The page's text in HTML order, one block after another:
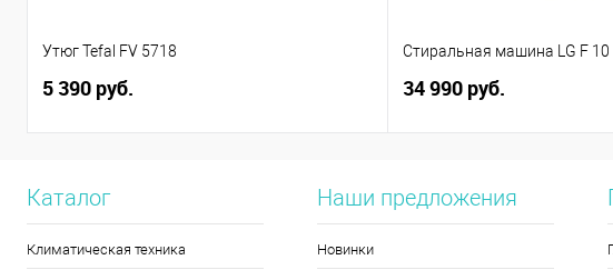
Утюг Tefal FV 5718
5 390 руб.
Стиральная машина LG F 10
34 990 руб.
Каталог
Климатическая техника
Наши предложения
Новинки